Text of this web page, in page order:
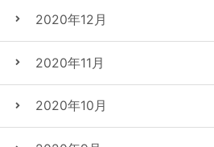
2020年12月
2020年11月
2020年10月